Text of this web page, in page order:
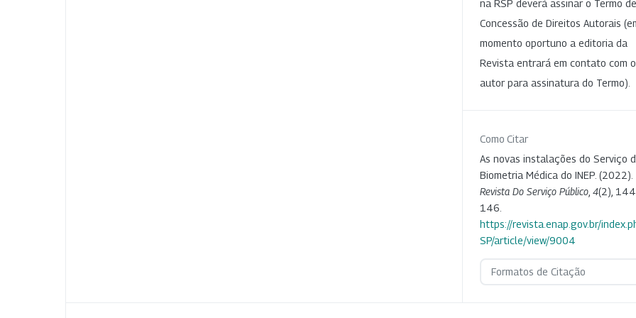
na RSP deverá assinar o Termo de
Concessão de Direitos Autorais
momento oportuno a editoria da
Revista entrará em contato com o
autor para assinatura do Termo).
Como Citar
As novas instalações do Serviço
Biometria Médica do INEP. (2022).
Revista Do Serviço Público 4(2),
146.
https://revista.enap.gov.br/
SP/article/view/9004
Formatos de Citação